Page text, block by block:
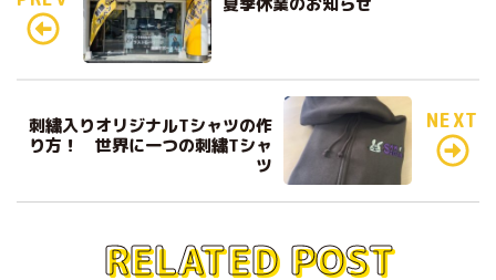
o
o
k
刺繍入りオリジナルTシャツの作
り方！ 世界に一つの刺繍Tシャ
ツ
NEXT
RELATED POST